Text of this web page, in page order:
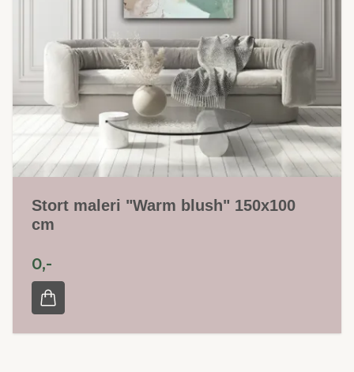
Stort maleri "Warm blush" 150x100
cm
0,-